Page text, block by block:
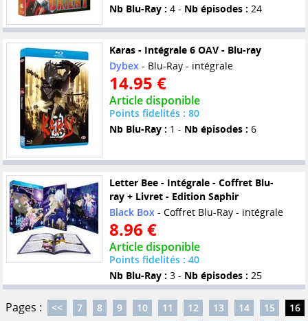
Nb Blu-Ray : 4 - Nb épisodes : 24
Karas - Intégrale 6 OAV - Blu-ray
Dybex- Blu-Ray - intégrale
14.95 €
Article disponible
Points fidelités : 80
Nb Blu-Ray : 1 - Nb épisodes : 6
Letter Bee - Intégrale - Coffret Blu-
ray + Livret - Edition Saphir
Black Box- Coffret Blu-Ray - intégrale
8.96 €
Article disponible
Points fidelités : 40
Nb Blu-Ray : 3 - Nb épisodes : 25
Pages : << 7 8 9 10 11 12 13 14 15
16